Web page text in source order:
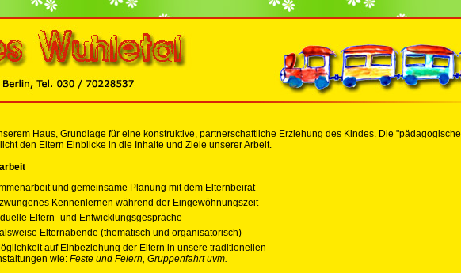
Haus, Grundlage für eine konstruktive, partnerschaftliche Erziehung des Kindes. Die "pädagogische
den Eltern Einblicke in die Inhalte und Ziele unserer Arbeit.
und gemeinsame Planung mit dem Elternbeirat
Kennenlernen während der Eingewöhnungszeit
Eltern- und Entwicklungsgespräche
Elternabende (thematisch und organisatorisch)
auf Einbeziehung der Eltern in unsere traditionellen
wie: Feste und Feiern, Gruppenfahrt uvm.